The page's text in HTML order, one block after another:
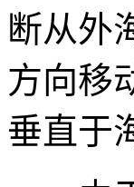
断从外
方向移
垂直于